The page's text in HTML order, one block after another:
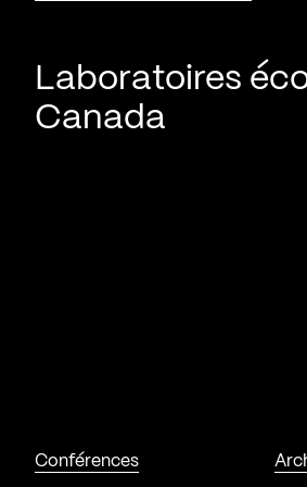
Laboratoires
Canada
Conférences